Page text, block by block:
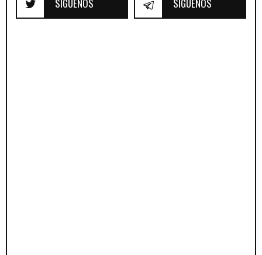
SÍGUENOS SÍGUENOS